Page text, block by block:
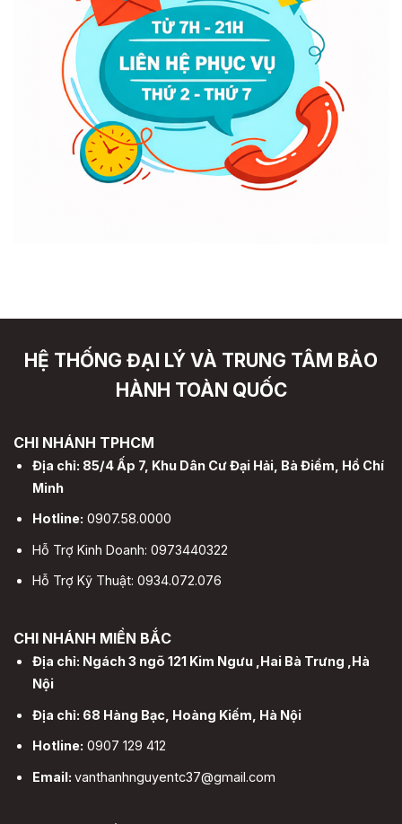
HỆ THỐNG ĐẠI LÝ VÀ TRUNG TÂM BẢO
HÀNH TOÀN QUỐC
CHI NHÁNH TPHCM
Địa chỉ: 85/4 Ấp 7, Khu Dân Cư Đại Hải, Bà Điểm, Hồ Chí
Minh
Hotline: 0907.58.0000
Hỗ Trợ Kinh Doanh: 0973440322
Hỗ Trợ Kỹ Thuật: 0934.072.076
CHI NHÁNH MIỀN BẮC
Địa chỉ: Ngách 3 ngõ 121 Kim Ngưu ,Hai Bà Trưng ,Hà
Nội
Địa chỉ: 68 Hàng Bạc, Hoàng Kiếm, Hà Nội
Hotline: 0907 129 412
Email: vanthanhnguyentc37@gmail.com